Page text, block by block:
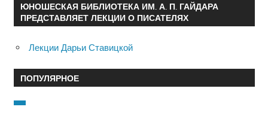
ЮНОШЕСКАЯ БИБЛИОТЕКА ИМ. А. П. ГАЙДАРА
ПРЕДСТАВЛЯЕТ ЛЕКЦИИ О ПИСАТЕЛЯХ
Лекции Дарьи Ставицкой
ПОПУЛЯРНОЕ